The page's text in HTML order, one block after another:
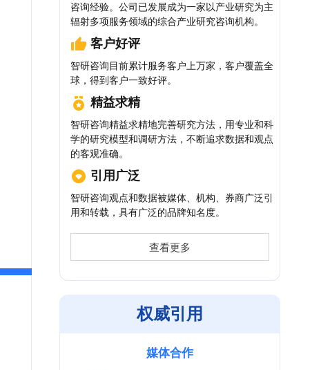
咨询经验。公司已发展成为一家以产业研究为主
辐射多项服务领域的综合产业研究咨询机构。
客户好评
智研咨询目前累计服务客户上万家，客户覆盖全
球，得到客户一致好评。
精益求精
智研咨询精益求精地完善研究方法，用专业和科
学的研究模型和调研方法，不断追求数据和观点
的客观准确。
引用广泛
智研咨询观点和数据被媒体、机构、券商广泛引
用和转载，具有广泛的品牌知名度。
查看更多
权威引用
媒体合作